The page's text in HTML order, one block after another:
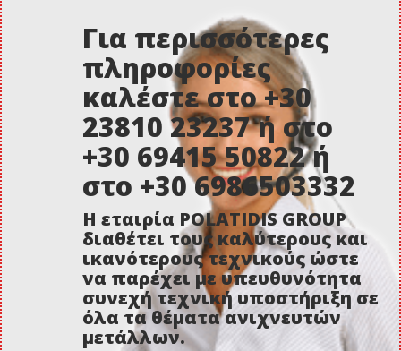
Για περισσότερες
πληροφορίες
καλέστε στο +30
23810 23237 ή στο
+30 69415 50822 ή
στο +30 6986503332
Η εταιρία POLATIDIS GROUP
διαθέτει τους καλύτερους και
ικανότερους τεχνικούς ώστε
να παρέχει με υπευθυνότητα
συνεχή τεχνική υποστήριξη σε
όλα τα θέματα ανιχνευτών
μετάλλων.